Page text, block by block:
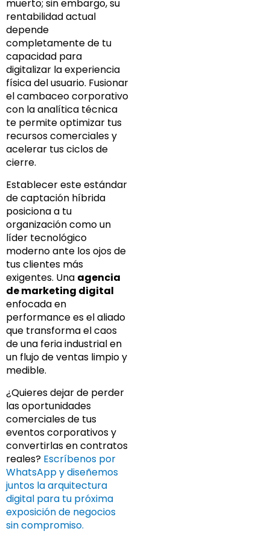
muerto; sin embargo, su
rentabilidad actual
depende
completamente de tu
capacidad para
digitalizar la experiencia
física del usuario. Fusionar
el cambaceo corporativo
con la analítica técnica
te permite optimizar tus
recursos comerciales y
acelerar tus ciclos de
cierre.
Establecer este estándar
de captación híbrida
posiciona a tu
organización como un
líder tecnológico
moderno ante los ojos de
tus clientes más
exigentes. Una agencia
de marketing digital
enfocada en
performance es el aliado
que transforma el caos
de una feria industrial en
un flujo de ventas limpio y
medible.
¿Quieres dejar de perder
las oportunidades
comerciales de tus
eventos corporativos y
convertirlas en contratos
reales? Escríbenos por
WhatsApp y diseñemos
juntos la arquitectura
digital para tu próxima
exposición de negocios
sin compromiso.